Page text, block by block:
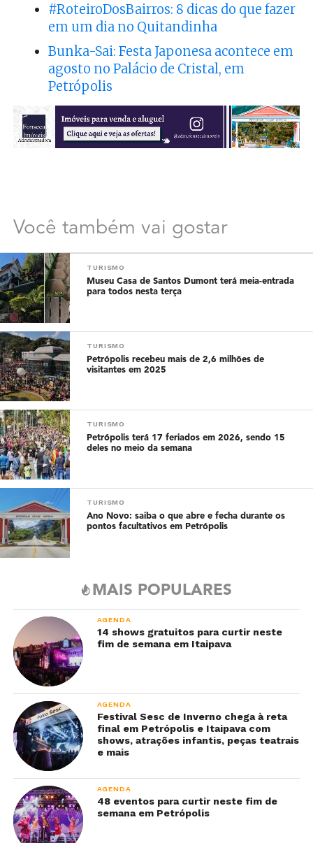
#RoteiroDosBairros: 8 dicas do que fazer
em um dia no Quitandinha
Bunka-Sai: Festa Japonesa acontece em
agosto no Palácio de Cristal, em
Petrópolis
Você também vai gostar
TURISMO
Museu Casa de Santos Dumont terá meia-entrada
para todos nesta terça
TURISMO
Petrópolis recebeu mais de 2,6 milhões de
visitantes em 2025
TURISMO
Petrópolis terá 17 feriados em 2026, sendo 15
deles no meio da semana
TURISMO
Ano Novo: saiba o que abre e fecha durante os
pontos facultativos em Petrópolis
MAIS POPULARES
AGENDA
14 shows gratuitos para curtir neste
fim de semana em Itaipava
AGENDA
Festival Sesc de Inverno chega à reta
final em Petrópolis e Itaipava com
shows, atrações infantis, peças teatrais
e mais
AGENDA
48 eventos para curtir neste fim de
semana em Petrópolis